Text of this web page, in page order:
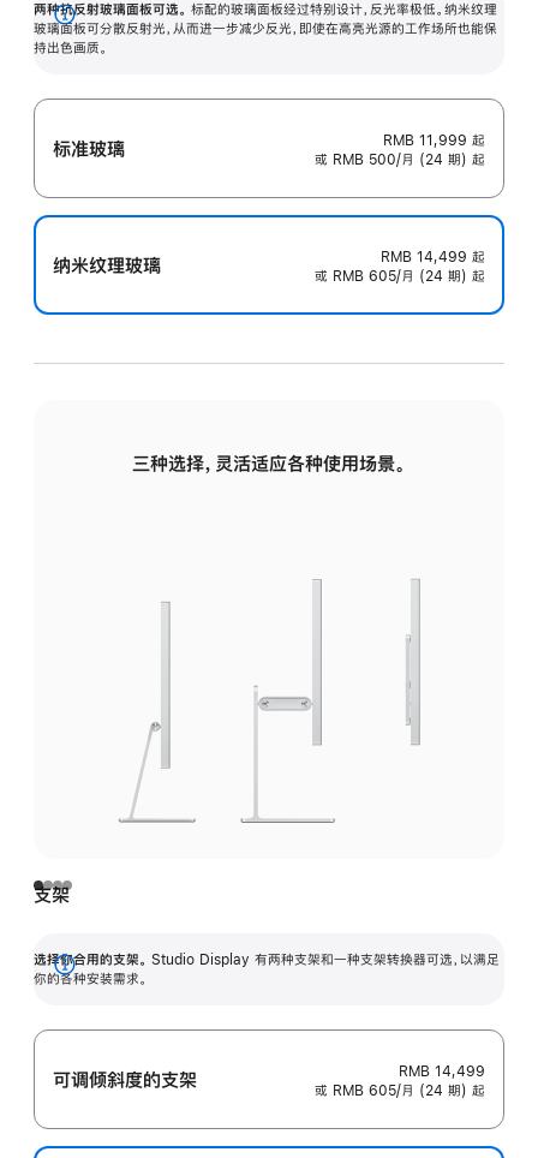
两种抗反射玻璃面板可选。 标配的玻璃面板经过特别设计，反光率极低。纳米纹理
玻璃面板可分散反射光，从而进一步减少反光，即使在高亮光源的工作场所也能保
持出色画质。
展
开
标准玻璃 RMB 11,999 起
或 RMB 500/月 (24 期) 起
纳米纹理玻璃 RMB 14,499 起
或 RMB 605/月 (24 期) 起
三种选择，灵活适应各种使用场景。
支架
选择你合用的支架。 Studio Display 有两种支架和一种支架转换器可选，以满足
你的各种安装需求。
展
可调倾斜度的支架
RMB 14,499
或 RMB 605/月 (24 期) 起